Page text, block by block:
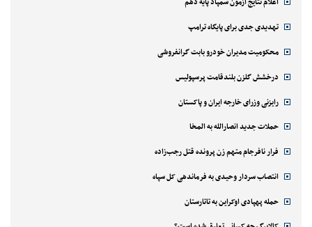
تهدیدی جدی برای پایگاه ترامپ
محکومیت مدیران خودرو بابت گرانفروشی
درخشش گلزن بلندقامت پرسپولیس
رایزنی وزرای خارجه ایران و پاکستان
حملات جدید انصارالله به المخا
فرار نافرجام متهم زن پرونده قتل رجب‌زاده
انتصاب سردار وحیدی به فرماندهی کل سپاه
حمله پهپادی اوکراین به تاتارستان